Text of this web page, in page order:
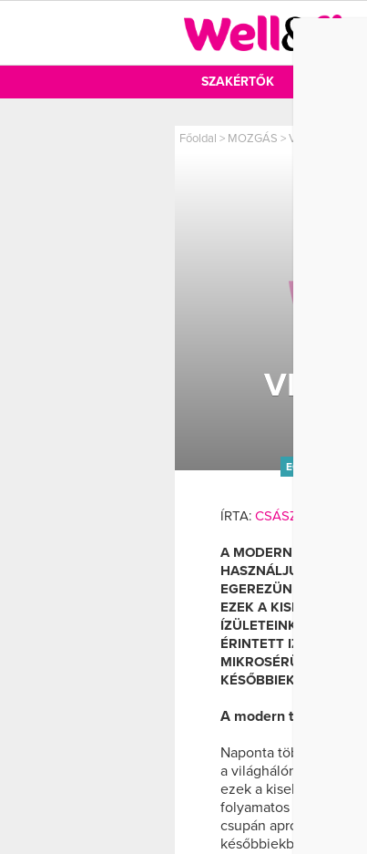
SZAKÉRTŐK
Főoldal > MOZGÁS >
EGÉR
ÍRTA: CSÁSZÁR
A MODERN
HASZNÁLJUK AZ
EGEREZÜNK, VAGY
EZEK A KISEBB
ÍZÜLETEINKET. A
ÉRINTETT IZMOKBAN,
MIKROSÉRÜLÉSEKET
KÉSŐBBIEKBEN
A modern technológia
Naponta több száz
a világhálón,
ezek a kisebb
folyamatos kattintások
csupán apróbb
későbbiekben